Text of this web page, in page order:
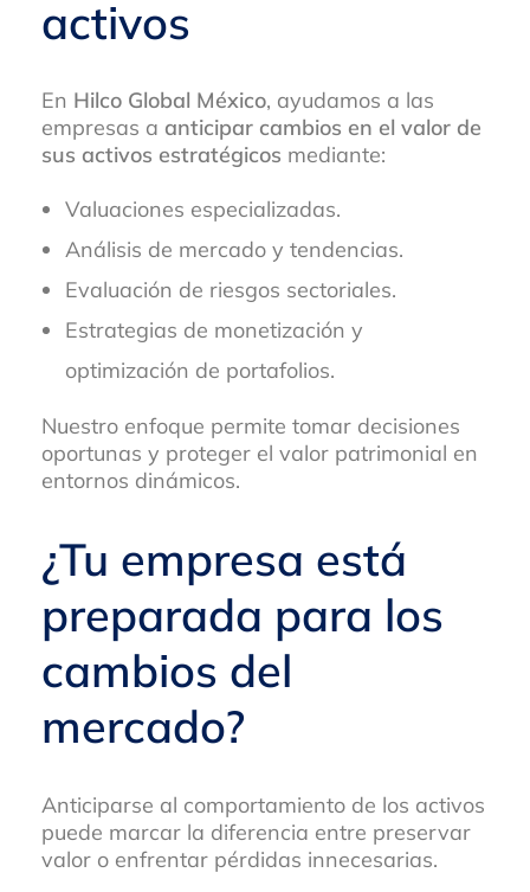
activos
En Hilco Global México, ayudamos a las
empresas a anticipar cambios en el valor de
sus activos estratégicos mediante:
Valuaciones especializadas.
Análisis de mercado y tendencias.
Evaluación de riesgos sectoriales.
Estrategias de monetización y
optimización de portafolios.
Nuestro enfoque permite tomar decisiones
oportunas y proteger el valor patrimonial en
entornos dinámicos.
¿Tu empresa está
preparada para los
cambios del
mercado?
Anticiparse al comportamiento de los activos
puede marcar la diferencia entre preservar
valor o enfrentar pérdidas innecesarias.